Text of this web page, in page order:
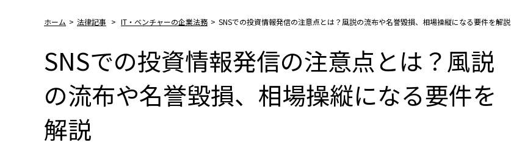
ホーム > 法律記事 > IT・ベンチャーの企業法務 > SNSでの投資情報発信の注意点とは？風説の流布や名誉毀損、相場操縦になる要件を解説
SNSでの投資情報発信の注意点とは？風説
の流布や名誉毀損、相場操縦になる要件を
解説